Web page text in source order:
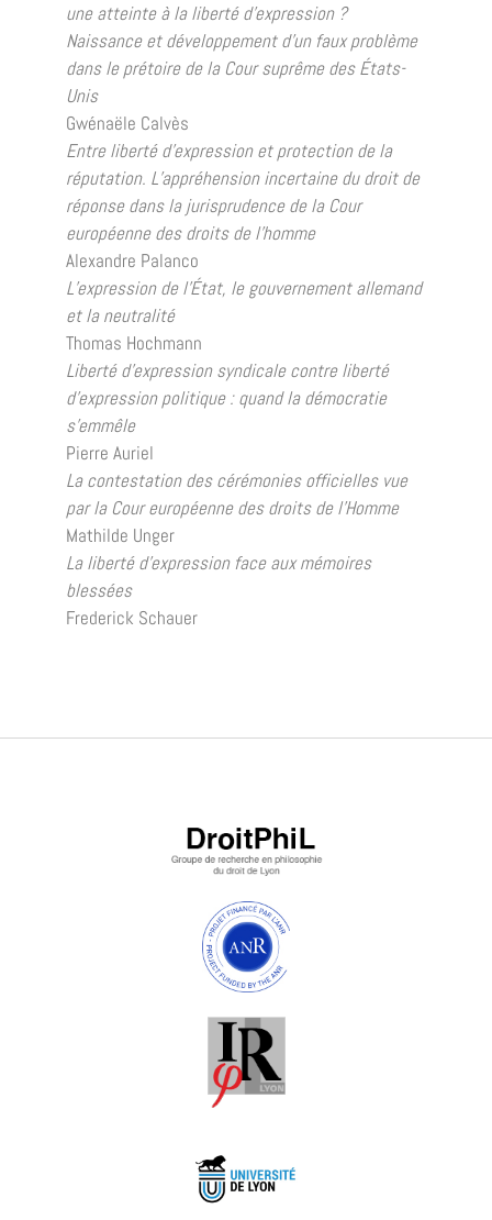
une atteinte à la liberté d’expression ?
Naissance et développement d’un faux problème
dans le prétoire de la Cour suprême des États-
Unis
Gwénaële Calvès
Entre liberté d’expression et protection de la
réputation. L’appréhension incertaine du droit de
réponse dans la jurisprudence de la Cour
européenne des droits de l’homme
Alexandre Palanco
L’expression de l’État, le gouvernement allemand
et la neutralité
Thomas Hochmann
Liberté d’expression syndicale contre liberté
d’expression politique : quand la démocratie
s’emmêle
Pierre Auriel
La contestation des cérémonies officielles vue
par la Cour européenne des droits de l’Homme
Mathilde Unger
La liberté d’expression face aux mémoires
blessées
Frederick Schauer